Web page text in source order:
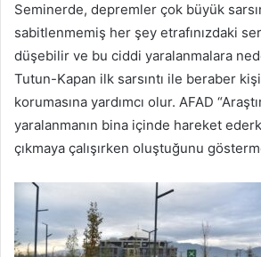
Seminerde, depremler çok büyük
sabitlenmemiş her şey etrafınızdaki
düşebilir ve bu ciddi yaralanmalara
Tutun-Kapan ilk sarsıntı ile beraber
korumasına yardımcı olur. AFAD
yaralanmanın bina içinde hareket
çıkmaya çalışırken oluştuğunu